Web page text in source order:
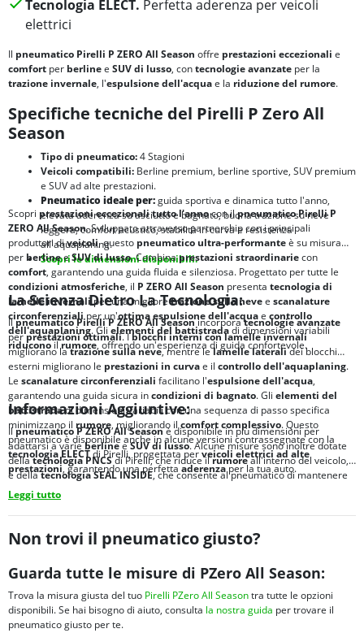
Tecnologia ELECT. Perfetta aderenza per veicoli
elettrici
Il pneumatico Pirelli P ZERO All Season offre prestazioni eccezionali e
comfort per berlinee SUV di lusso, contecnologie avanzate per la
trazione invernale, l'espulsione dell'acquae la riduzione del rumore.
Specifiche tecniche del Pirelli P Zero All
Season
Tipo di pneumatico:4 Stagioni
Veicoli compatibili: Berline premium, berline sportive, SUV premium
e SUV ad alte prestazioni.
Pneumatico ideale per:guida sportiva e dinamica tutto l'anno,
elevata aderenza su asciutto e bagnato, buona trazione su neve
leggera, comfort acustico, stabilità in curva e resistenza
all'aquaplaning.
Scopri le dimensioni disponibili.
Scopri prestazioni eccezionalitutto l'annocon ilpneumatico Pirelli P
ZERO All Season. Sviluppato attraverso partnership con i principali
produttori diveicoli, questo pneumatico ultra-performanteè su misura
per berlineeSUV di lusso. Combinaprestazioni straordinariecon
comfort, garantendo una guida fluida e silenziosa. Progettato per tutte le
condizioni atmosferiche, il P ZERO All Season presenta tecnologia di
lamelle invernaliper una miglioretrazione sulla nevee scanalature
circonferenzialiper un'ottimaespulsione dell'acquae controllo
dell'aquaplaning. Glielementi del battistradadi dimensioni variabili
riduconoilrumore, offrendo un'esperienza di guida confortevole.
La Scienza Dietro La Tecnologia:
Ilpneumatico Pirelli P ZERO All Seasonincorporatecnologie avanzate
perprestazioni ottimali. Iblocchi interni con lamelle invernali
migliorano latrazione sulla neve, mentre lelamelle lateralidei blocchi
esterni migliorano le prestazioni in curvae il controllo dell'aquaplaning.
Le scanalature circonferenziali facilitano l'espulsione dell'acqua,
garantendo una guida sicura incondizioni di bagnato. Gli elementi del
battistradadi dimensioni variabili con una sequenza di passo specifica
minimizzano il rumore, migliorando ilcomfort complessivo. Questo
pneumatico è disponibile anche in alcune versioni contrassegnate con la
tecnologia ELECTdi Pirelli, progettata perveicoli elettrici ad alte
prestazioni, garantendo una perfettaaderenzaper la tua auto.
Informazioni Aggiuntive:
Ilpneumatico P ZERO All Seasonè disponibile in più dimensioni per
adattarsi a varieberlineeSUV di lusso. Alcune misure sono inoltre dotate
dellatecnologia PNCSdi Pirelli, che riduce ilrumoreall'interno del veicolo,
e dellatecnologia SEAL INSIDE, che consente al pneumatico di mantenere
lapressione dell'aria
Leggi tutto
Non trovi il pneumatico giusto?
Guarda tutte le misure di PZero All Season:
Trova la misura giusta del tuo Pirelli PZero All Seasontra tutte le opzioni
disponibili. Se hai bisogno di aiuto, consulta la nostra guida per trovare il
pneumatico giusto per te.